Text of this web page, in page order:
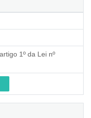
1º da Lei nº